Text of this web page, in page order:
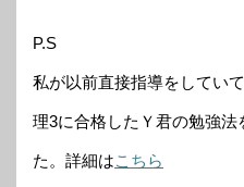
P.S
私が以前直接指導をしてい
理3に合格したＹ君の勉強
た。詳細はこちら